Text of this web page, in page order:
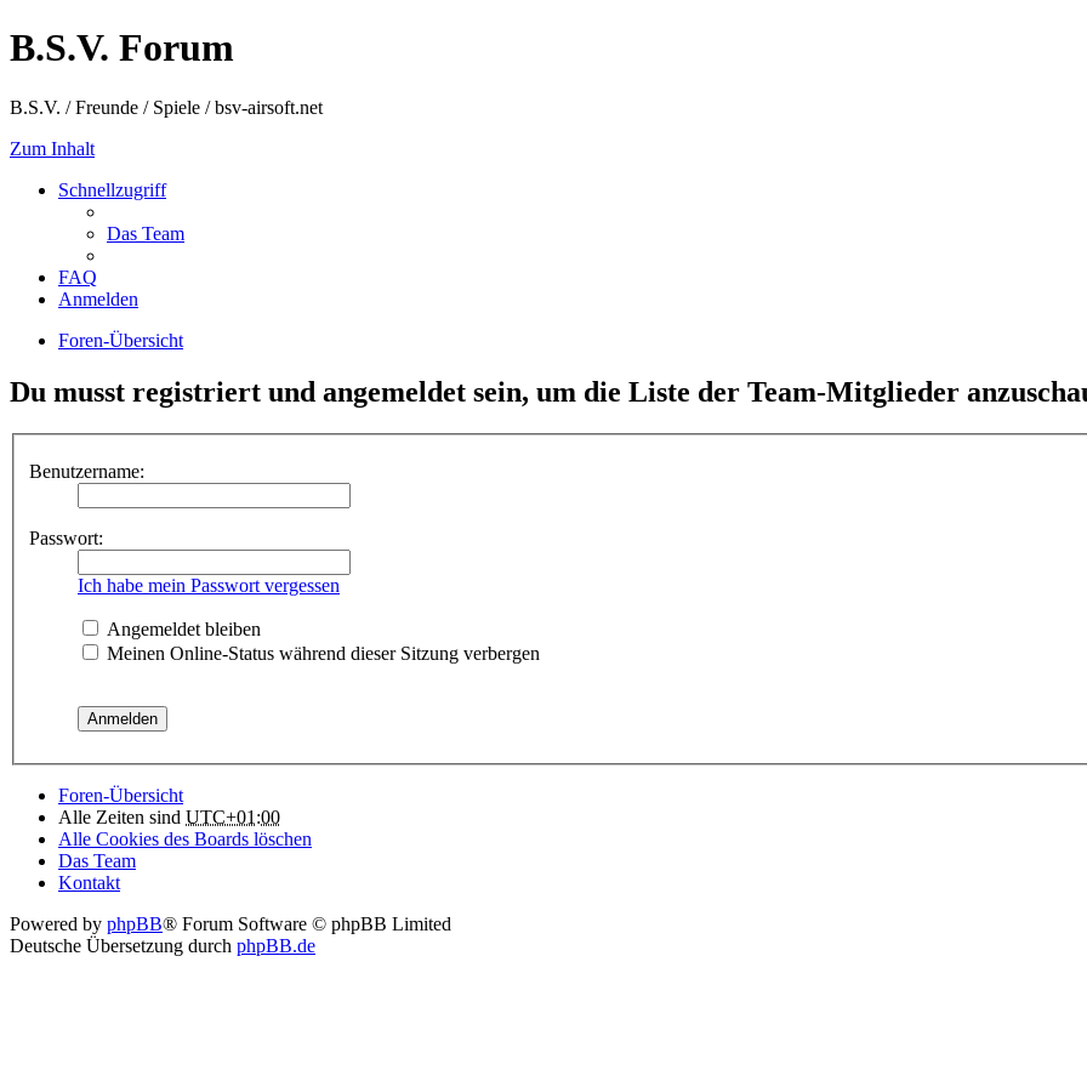
B.S.V. Forum
B.S.V. / Freunde / Spiele / bsv-airsoft.net
Zum Inhalt
Schnellzugriff
Das Team
FAQ
Anmelden
Foren-Übersicht
Du musst registriert und angemeldet sein, um die Liste der Team-Mitglieder
Benutzername:
Passwort:
Ich habe mein Passwort vergessen
Angemeldet bleiben
Meinen Online-Status während dieser Sitzung verbergen
Foren-Übersicht
Alle Zeiten sind UTC+01:00
Alle Cookies des Boards löschen
Das Team
Kontakt
Powered by phpBB® Forum Software © phpBB Limited
Deutsche Übersetzung durch phpBB.de